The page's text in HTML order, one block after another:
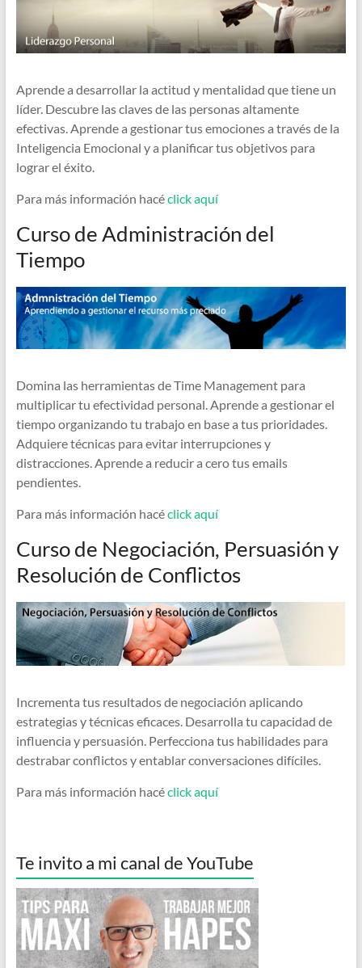
Aprende a desarrollar la actitud y mentalidad que tiene un
líder. Descubre las claves de las personas altamente
efectivas. Aprende a gestionar tus emociones a través de la
Inteligencia Emocional y a planificar tus objetivos para
lograr el éxito.
Para más información hacéclick aquí
Curso de Administración del
Tiempo
Domina las herramientas de Time Management para
multiplicar tu efectividad personal. Aprende a gestionar el
tiempo organizando tu trabajo en base a tus prioridades.
Adquiere técnicas para evitar interrupciones y
distracciones. Aprende a reducir a cero tus emails
pendientes.
Para más información hacéclick aquí
Curso de Negociación, Persuasión y
Resolución de Conflictos
Incrementa tus resultados de negociación aplicando
estrategias y técnicas eficaces. Desarrolla tu capacidad de
influencia y persuasión. Perfecciona tus habilidades para
destrabar conflictos y entablar conversaciones difíciles.
Para más información hacéclick aquí
Te invito a mi canal de YouTube